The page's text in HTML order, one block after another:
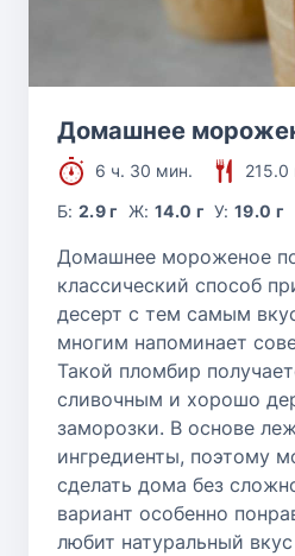
Домашнее
6 ч. 30 мин.
215.0
Б:2.9 г Ж: 14.0 г У:19.0 г
Домашнее мороженое
классический способ
десерт с тем самым
многим напоминает
Такой пломбир
сливочным и хорошо
заморозки. В основе
ингредиенты, поэтому
сделать дома без
вариант особенно
любит натуральный